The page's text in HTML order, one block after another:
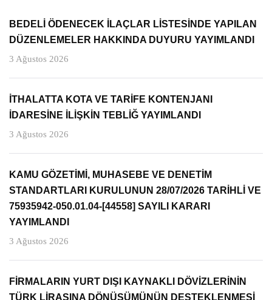
BEDELİ ÖDENECEK İLAÇLAR LİSTESİNDE YAPILAN
DÜZENLEMELER HAKKINDA DUYURU YAYIMLANDI
3 Ağustos 2026
İTHALATTA KOTA VE TARİFE KONTENJANI
İDARESİNE İLİŞKİN TEBLİĞ YAYIMLANDI
3 Ağustos 2026
KAMU GÖZETİMİ, MUHASEBE VE DENETİM
STANDARTLARI KURULUNUN 28/07/2026 TARİHLİ VE
75935942-050.01.04-[44558] SAYILI KARARI
YAYIMLANDI
3 Ağustos 2026
FİRMALARIN YURT DIŞI KAYNAKLI DÖVİZLERİNİN
TÜRK LİRASINA DÖNÜŞÜMÜNÜN DESTEKLENMESİ